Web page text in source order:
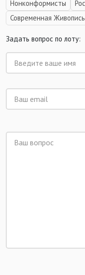
Нонконформисты
Современная Живопись
Задать вопрос по лоту: